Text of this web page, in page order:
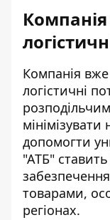
Компанія
логістичні
мінімізувати
допомогти
"АТБ"
товарами,
регіонах.